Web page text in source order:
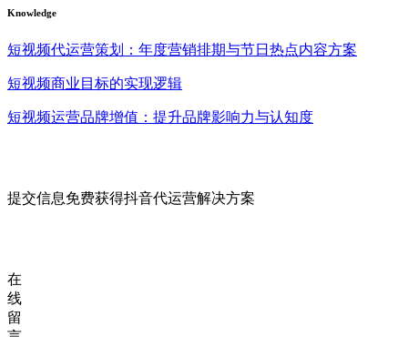
Knowledge
短视频代运营策划：年度营销排期与节日热点内容方案
短视频商业目标的实现逻辑
短视频运营品牌增值：提升品牌影响力与认知度
提交信息免费获得抖音代运营解决方案
在
线
留